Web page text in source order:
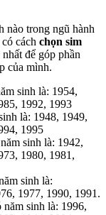
nào trong ngũ hành
cách chọn sim
để góp phần
của mình.
sinh là: 1954,
1992, 1993
là: 1948, 1949,
1995
sinh là: 1942,
1980, 1981,
sinh là:
1977, 1990, 1991.
sinh là: 1996,